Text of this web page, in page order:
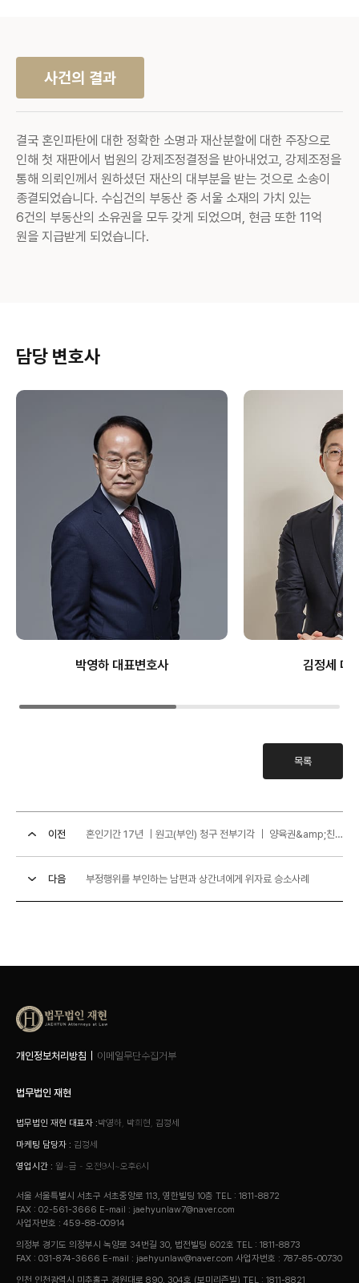
사건의 결과
결국 혼인파탄에 대한 정확한 소명과 재산분할에 대한 주장으로
인해 첫 재판에서 법원의 강제조정결정을 받아내었고, 강제조정을
통해 의뢰인께서 원하셨던 재산의 대부분을 받는 것으로 소송이
종결되었습니다. 수십건의 부동산 중 서울 소재의 가치 있는
6건의 부동산의 소유권을 모두 갖게 되었으며, 현금 또한 11억
원을 지급받게 되었습니다.
담당 변호사
박영하 대표변호사 김정세 대
목록
이전 혼인기간 17년 ｜원고(부인) 청구 전부기각 ｜ 양육권&amp;친권 피고(의뢰인) 지정 ｜양육비도 ...
다음 부정행위를 부인하는 남편과 상간녀에게 위자료 승소사례
개인정보처리방침 이메일무단수집거부
법무법인 재현
법무법인 재현 대표자 :박영하, 박희현, 김정세
마케팅 담당자 : 김정세
영업시간 : 월~금 - 오전9시~오후6시
서울 서울특별시 서초구 서초중앙로 113, 영한빌딩 10층 TEL : 1811-8872
FAX : 02-561-3666 E-mail : jaehyunlaw7@naver.com
사업자번호 : 459-88-00914
의정부 경기도 의정부시 녹양로 34번길 30, 법전빌딩 602호 TEL : 1811-8873
FAX : 031-874-3666 E-mail : jaehyunlaw@naver.com 사업자번호 : 787-85-00730
인천 인천광역시 미추홀구 경원대로 890, 304호 (보미리즌빌) TEL : 1811-8821